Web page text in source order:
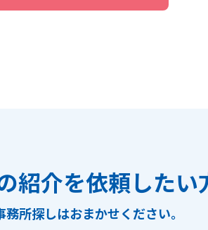
紹介を依頼したい
務所探しはおまかせください。